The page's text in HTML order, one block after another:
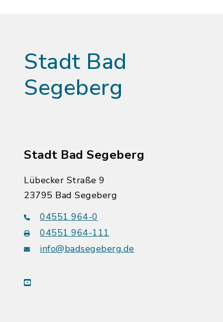
Stadt Bad
Segeberg
Stadt Bad Segeberg
Lübecker Straße 9
23795 Bad Segeberg
04551 964-0
04551 964-111
info@badsegeberg.de
youtube